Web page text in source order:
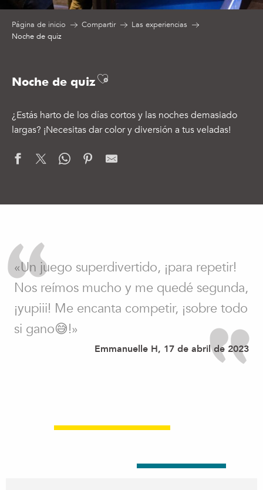
Página de inicio Compartir
Las experiencias
Noche de quiz
Noche de quizAjouter aux favoris
¿Estás harto de los días cortos y las noches demasiado
largas? ¡Necesitas dar color y diversión a tus veladas!
«Un juego superdivertido, ¡para repetir!
Nos reímos mucho y me quedé segunda,
¡yupiii! Me encanta competir, ¡sobre todo
si gano😅!»
Emmanuelle H, 17 de abril de 2023